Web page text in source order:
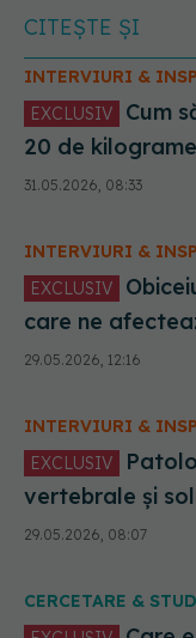
CITEȘTE ȘI
INTERVIURI &
EXCLUSIV
20 de
vindeci coloana.
Palii
31.05.2026, 08:33
INTERVIURI &
EXCLUSIV
care ne
coloana. Dr.
(SANADOR):
dăunător
29.05.2026, 12:16
INTERVIURI &
EXCLUSIV
vertebrale și
chirurgicale. Dr.
(SANADOR), la
29.05.2026, 08:07
CERCETARE &